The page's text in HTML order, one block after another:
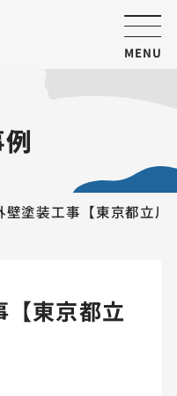
MENU
壁塗装工事【東京都立川
【東京都立